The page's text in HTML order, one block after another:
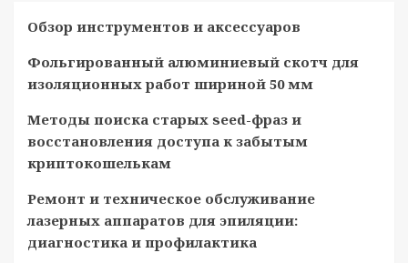
Обзор инструментов и аксессуаров
Фольгированный алюминиевый скотч для
изоляционных работ шириной 50 мм
Методы поиска старых seed-фраз и
восстановления доступа к забытым
криптокошелькам
Ремонт и техническое обслуживание
лазерных аппаратов для эпиляции:
диагностика и профилактика